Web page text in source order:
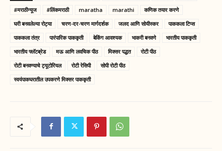
#मराठीन्यूज
#लिंकमराठी maratha marathi
कणिक तयार करणे
घरी बनवलेल्या रोट्या
चरण-दर-चरण मार्गदर्शक जलद आणि सोयीस्कर
पाककला टिप्स
पाककला तंत्र
पारंपारिक पाककृती बेकिंग आवश्यक भाकरी बनवणे
भारतीय पाककृती
भारतीय फ्लॅटब्रेड
मऊ आणि लवचिक पीठ मिक्सर पद्धत
रोटी पीठ
रोटी बनवण्याचे ट्यूटोरियल
रोटी रेसिपी
सोपी रोटी पीठ
स्वयंपाकघरातील उपकरणे मिक्सर पाककृती